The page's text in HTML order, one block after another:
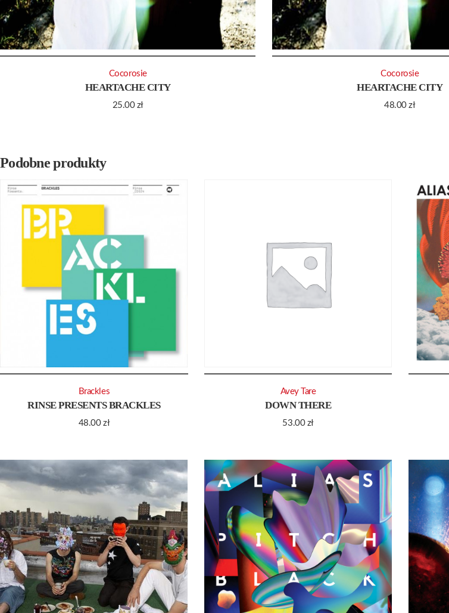
HEARTACHE CITY
25.00 zł
Cocorosie
HEARTACHE CITY
48.00zł
Cocorosie
Podobne produkty
RINSE PRESENTS BRACKLES
48.00zł
Brackles
DOWN THERE
53.00 zł
Avey Tare